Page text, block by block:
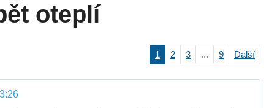
oteplí
1 2 3 ... 9 Další